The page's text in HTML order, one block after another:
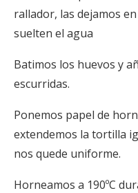
rallador, las dejamos
suelten el agua
Batimos los huevos y
escurridas.
Ponemos papel de
extendemos la tortilla
nos quede uniforme.
Horneamos a 190ºC